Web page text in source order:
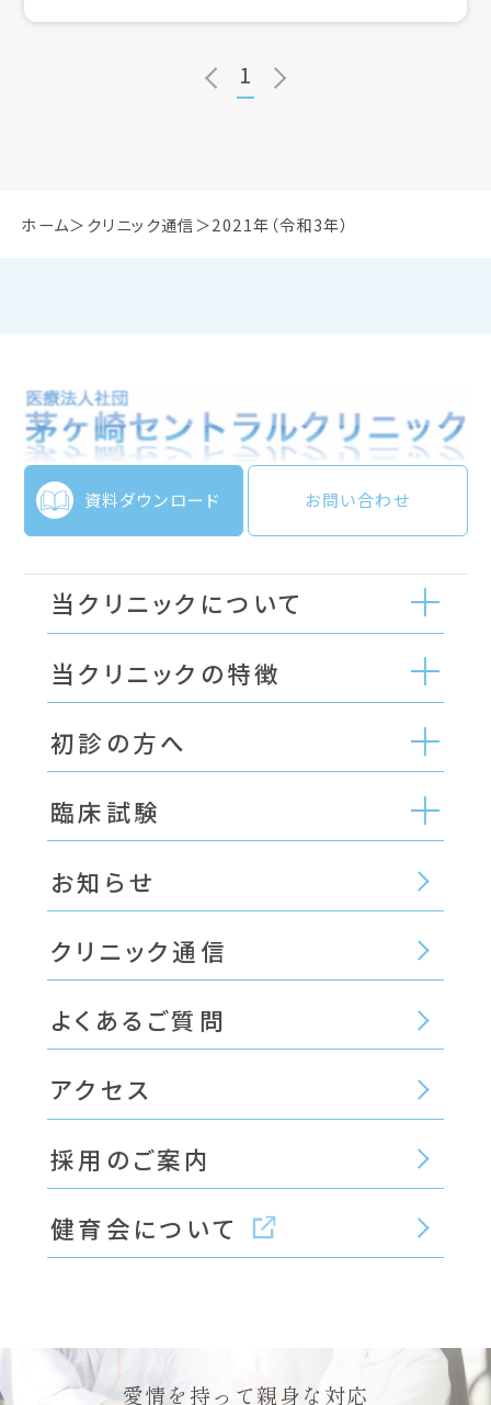
ホーム クリニック通信 2021年（令和3年）
1
資料ダウンロード お問い合わせ
当クリニックについて
当クリニックの特徴
初診の方へ
臨床試験
お知らせ
クリニック通信
よくあるご質問
アクセス
採用のご案内
健育会について
愛情を持って親身な対応